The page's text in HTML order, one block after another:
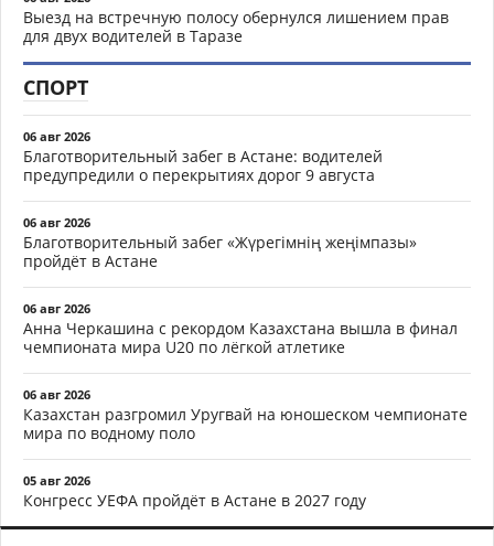
Выезд на встречную полосу обернулся лишением прав
для двух водителей в Таразе
СПОРТ
06 авг 2026
Благотворительный забег в Астане: водителей
предупредили о перекрытиях дорог 9 августа
06 авг 2026
Благотворительный забег «Жүрегімнің жеңімпазы»
пройдёт в Астане
06 авг 2026
Анна Черкашина с рекордом Казахстана вышла в финал
чемпионата мира U20 по лёгкой атлетике
06 авг 2026
Казахстан разгромил Уругвай на юношеском чемпионате
мира по водному поло
05 авг 2026
Конгресс УЕФА пройдёт в Астане в 2027 году